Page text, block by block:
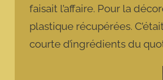
faisait l’affaire. Pour la
plastique récupérées.
courte d’ingrédients du